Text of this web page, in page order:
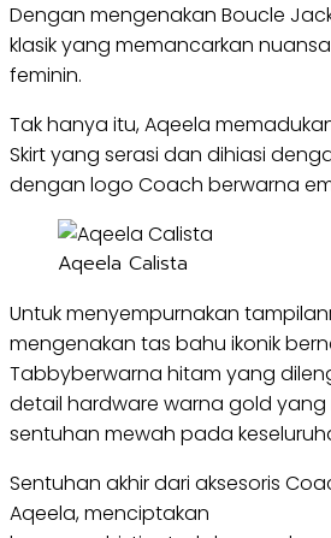
Dengan mengenakan Boucle
klasik yang memancarkan
feminin.
Tak hanya itu, Aqeela
Skirt yang serasi dan dihiasi
dengan logo Coach berwarna
Aqeela Calista
Untuk menyempurnakan
mengenakan tas bahu ikonik
Tabbyberwarna hitam yang
detail hardware warna gold
sentuhan mewah pada
Sentuhan akhir dari aksesoris
Aqeela, menciptakan